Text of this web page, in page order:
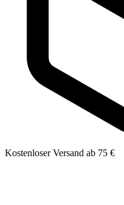
Kostenloser Versand ab 75 €